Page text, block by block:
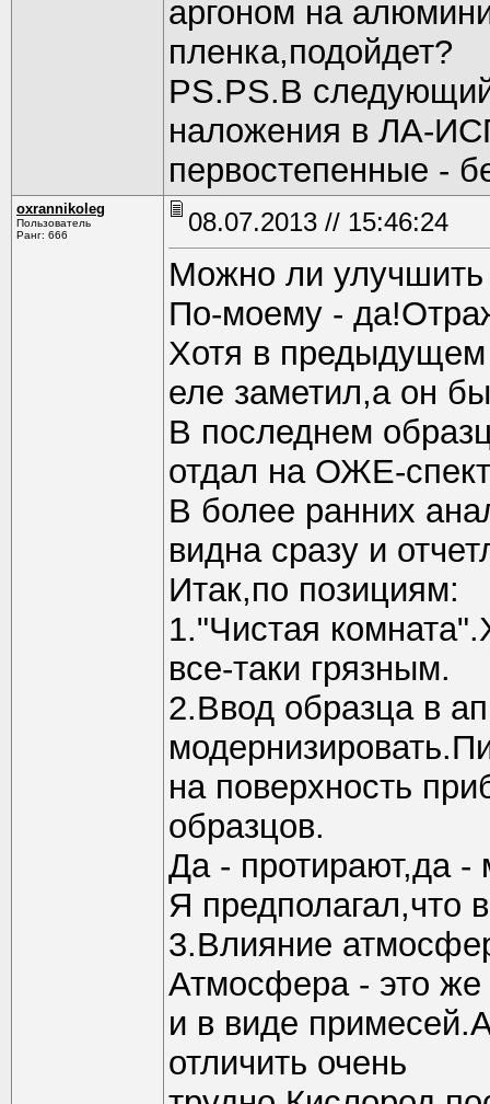
аргоном на
пленка,подойдет?
PS.PS.В
наложения в ЛА-
первостепенные -
oxrannikoleg
Пользователь
Ранг: 666
08.07.2013 // 15:46:24
Можно ли улучшить
По-моему -
Хотя в предыдущем
еле заметил,а он
В последнем
отдал на ОЖЕ-
В более ранних
видна сразу и
Итак,по позициям:
1."Чистая
все-таки грязным.
2.Ввод образца в
на поверхность
образцов.
Да - протирают,да -
Я предполагал,что
3.Влияние
Атмосфера - это же
и в виде
отличить очень